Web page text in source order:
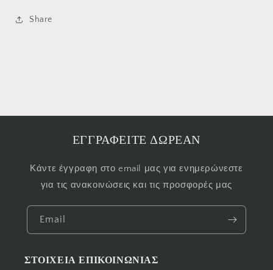
Share
ΕΓΓΡΑΦΕΙΤΕ ΔΩΡΕΑΝ
Κάντε έγγραφη στο email μας για ενημερώνεστε
για τις ανακοινώσεις και τις προσφορές μας
Email
ΣΤΟΙΧΕΙΑ ΕΠΙΚΟΙΝΩΝΙΑΣ